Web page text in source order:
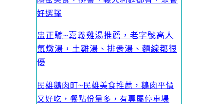
好選擇
盅正騼~嘉義雞湯推薦，老字號高人
氣燉湯，土雞湯、排骨湯、麵線都很
優
民雄鵝肉町~民雄美食推薦，鵝肉平價
又好吃，餐點份量多，有專屬停車場